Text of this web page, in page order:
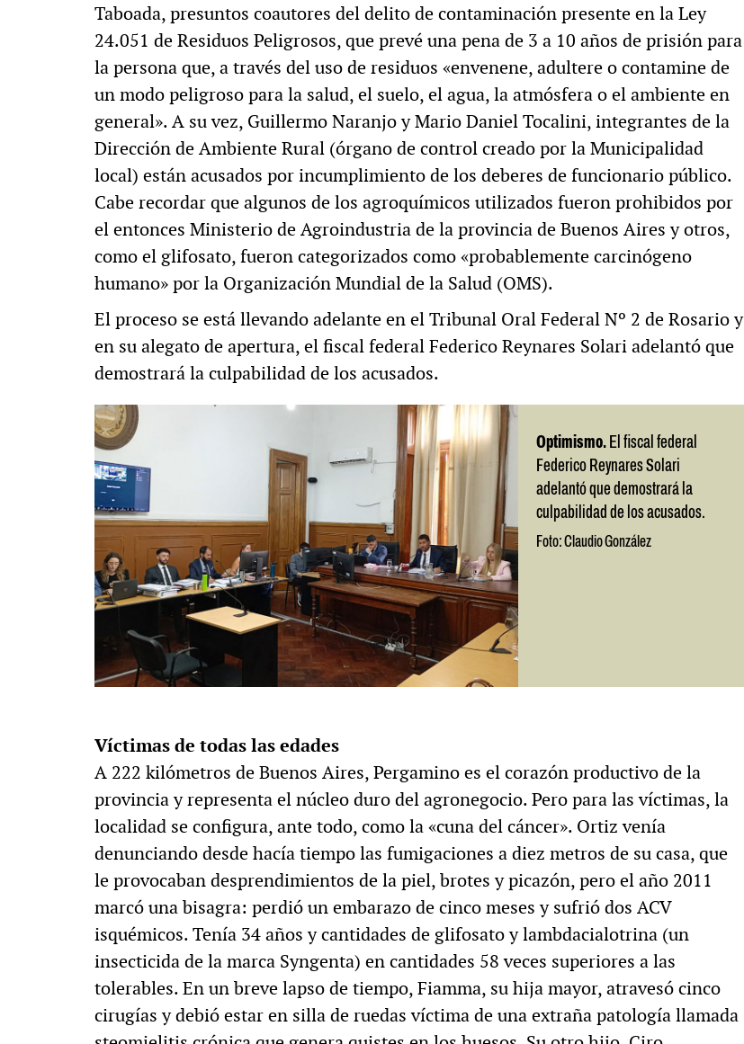
Taboada, presuntos coautores del delito de contaminación presente en la Ley
24.051 de Residuos Peligrosos, que prevé una pena de 3 a 10 años de prisión para
la persona que, a través del uso de residuos «envenene, adultere o contamine de
un modo peligroso para la salud, el suelo, el agua, la atmósfera o el ambiente en
general». A su vez, Guillermo Naranjo y Mario Daniel Tocalini, integrantes de la
Dirección de Ambiente Rural (órgano de control creado por la Municipalidad
local) están acusados por incumplimiento de los deberes de funcionario público.
Cabe recordar que algunos de los agroquímicos utilizados fueron prohibidos por
el entonces Ministerio de Agroindustria de la provincia de Buenos Aires y otros,
como el glifosato, fueron categorizados como «probablemente carcinógeno
humano» por la Organización Mundial de la Salud (OMS).
El proceso se está llevando adelante en el Tribunal Oral Federal Nº 2 de Rosario y
en su alegato de apertura, el fiscal federal Federico Reynares Solari adelantó que
demostrará la culpabilidad de los acusados.
Optimismo.El fiscal federal
Federico Reynares Solari
adelantó que demostrará la
culpabilidad de los acusados.
Foto: Claudio González
Víctimas de todas las edades
A 222 kilómetros de Buenos Aires, Pergamino es el corazón productivo de la
provincia y representa el núcleo duro del agronegocio. Pero para las víctimas, la
localidad se configura, ante todo, como la «cuna del cáncer». Ortiz venía
denunciando desde hacía tiempo las fumigaciones a diez metros de su casa, que
le provocaban desprendimientos de la piel, brotes y picazón, pero el año 2011
marcó una bisagra: perdió un embarazo de cinco meses y sufrió dos ACV
isquémicos. Tenía 34 años y cantidades de glifosato y lambdacialotrina (un
insecticida de la marca Syngenta) en cantidades 58 veces superiores a las
tolerables. En un breve lapso de tiempo, Fiamma, su hija mayor, atravesó cinco
cirugías y debió estar en silla de ruedas víctima de una extraña patología llamada